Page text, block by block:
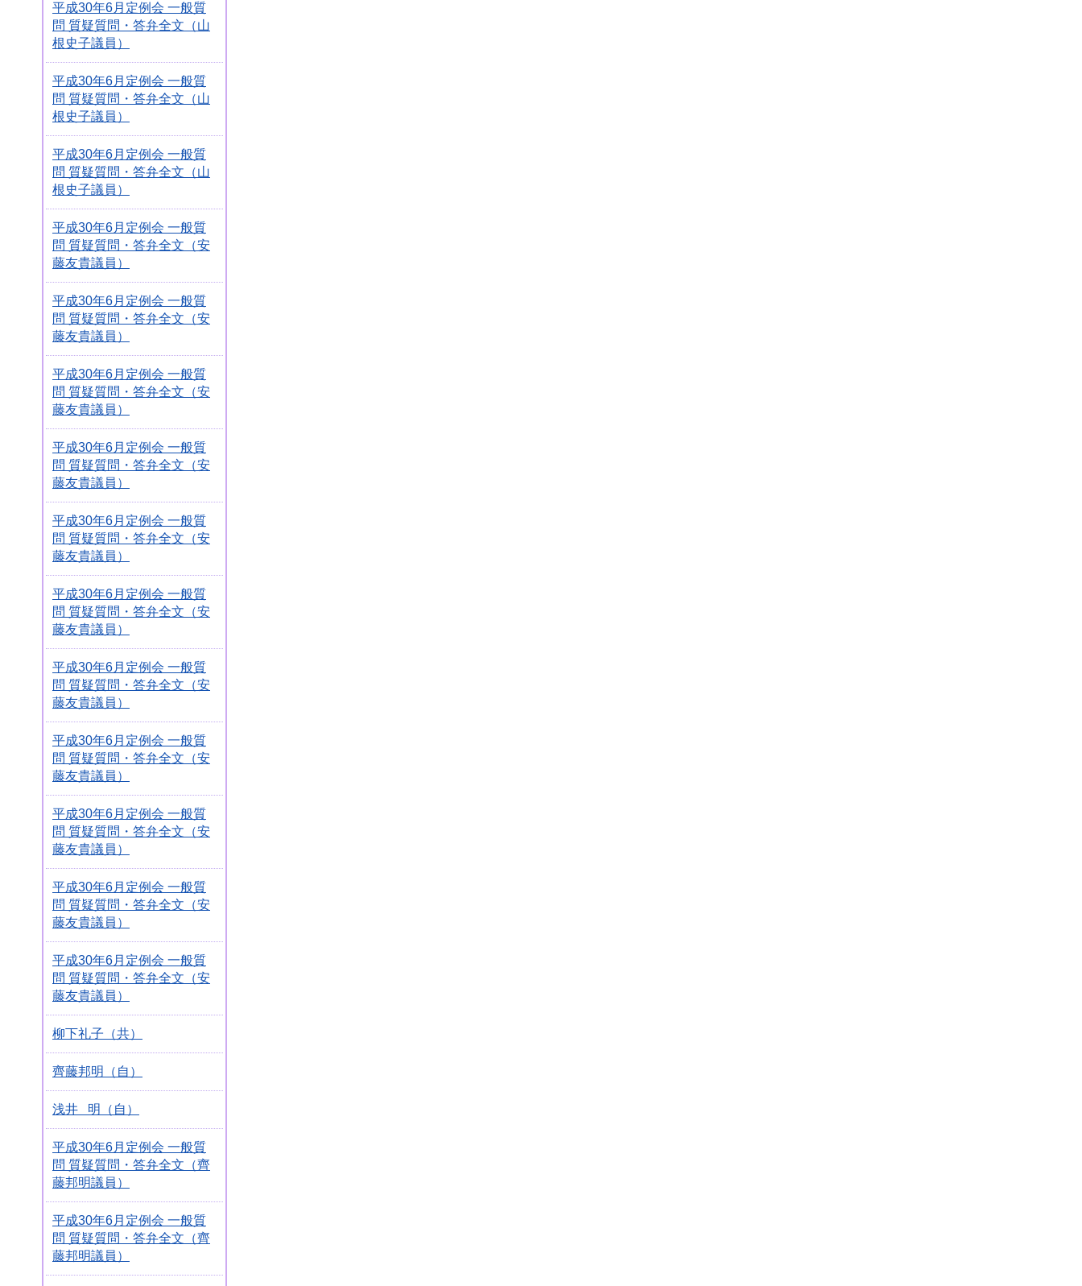
平成30年6月定例会 一般質
問 質疑質問・答弁全文（山
根史子議員）
平成30年6月定例会 一般質
問 質疑質問・答弁全文（山
根史子議員）
平成30年6月定例会 一般質
問 質疑質問・答弁全文（山
根史子議員）
平成30年6月定例会 一般質
問 質疑質問・答弁全文（安
藤友貴議員）
平成30年6月定例会 一般質
問 質疑質問・答弁全文（安
藤友貴議員）
平成30年6月定例会 一般質
問 質疑質問・答弁全文（安
藤友貴議員）
平成30年6月定例会 一般質
問 質疑質問・答弁全文（安
藤友貴議員）
平成30年6月定例会 一般質
問 質疑質問・答弁全文（安
藤友貴議員）
平成30年6月定例会 一般質
問 質疑質問・答弁全文（安
藤友貴議員）
平成30年6月定例会 一般質
問 質疑質問・答弁全文（安
藤友貴議員）
平成30年6月定例会 一般質
問 質疑質問・答弁全文（安
藤友貴議員）
平成30年6月定例会 一般質
問 質疑質問・答弁全文（安
藤友貴議員）
平成30年6月定例会 一般質
問 質疑質問・答弁全文（安
藤友貴議員）
平成30年6月定例会 一般質
問 質疑質問・答弁全文（安
藤友貴議員）
柳下礼子（共）
齊藤邦明（自）
浅井 明（自）
平成30年6月定例会 一般質
問 質疑質問・答弁全文（齊
藤邦明議員）
平成30年6月定例会 一般質
問 質疑質問・答弁全文（齊
藤邦明議員）